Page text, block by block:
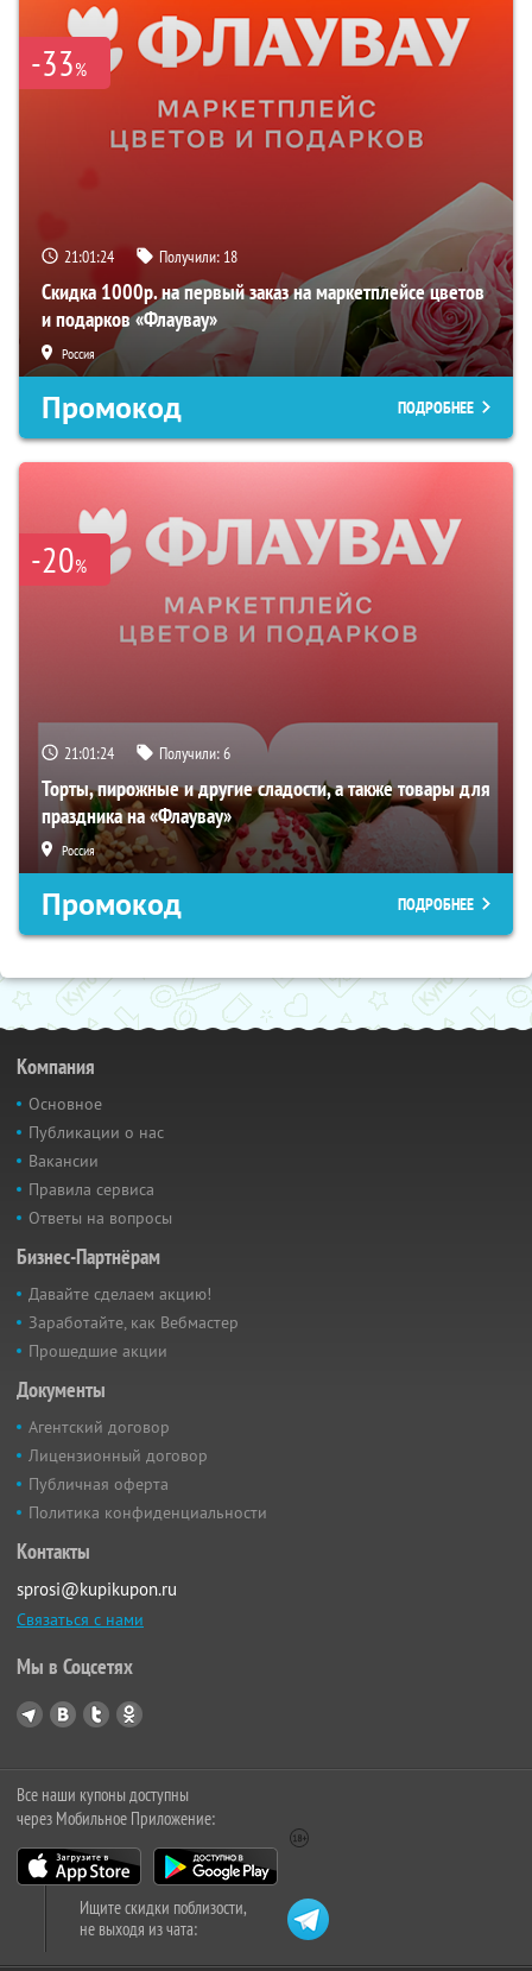
-33%
21:01:23 Получили: 18
Скидка 1000р. на первый заказ на маркетплейсе цветов
и подарков «Флаувау»
Россия
Промокод ПОДРОБНЕЕ
-20%
21:01:23 Получили:6
Торты, пирожные и другие сладости, а также товары для
праздника на «Флаувау»
Россия
Промокод ПОДРОБНЕЕ
Компания
Основное
Публикации о нас
Вакансии
Правила сервиса
Ответы на вопросы
Бизнес-Партнёрам
Давайте сделаем акцию!
Заработайте, как Вебмастер
Прошедшие акции
Документы
Агентский договор
Лицензионный договор
Публичная оферта
Политика конфиденциальности
Контакты
sprosi@kupikupon.ru
Связаться с нами
Мы в Соцсетях
Все наши купоны доступны
через Мобильное Приложение:
Ищите скидки поблизости,
не выходя из чата: